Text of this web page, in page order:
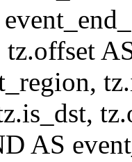
tz.offset
AS